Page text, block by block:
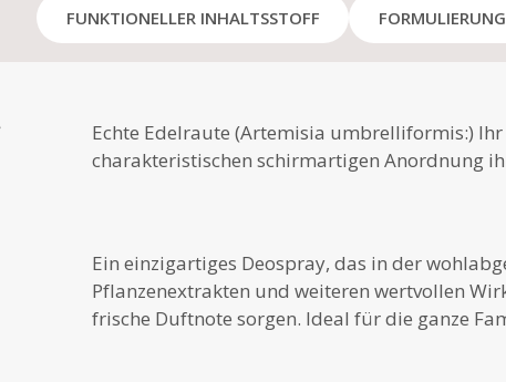
FUNKTIONELLER INHALTSSTOFF FORMULIERUNG
Echte Edelraute (Artemisia umbrelliformis:)
charakteristischen schirmartigen Anordnung
Ein einzigartiges Deospray, das in der
Pflanzenextrakten und weiteren wertvollen
frische Duftnote sorgen. Ideal für die ganze